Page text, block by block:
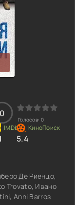
0
Голосов: 0
5.4
Де Риенцо,
Trovato, Ивано
Anni Barros